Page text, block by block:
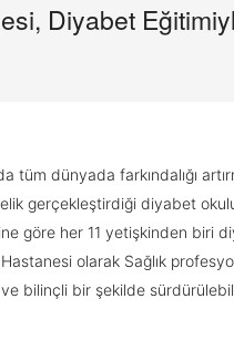
Diyabet
tüm dünyada farkındalığı
gerçekleştirdiği diyabet
göre her 11 yetişkinden
olarak Sağlık
bilinçli bir şekilde